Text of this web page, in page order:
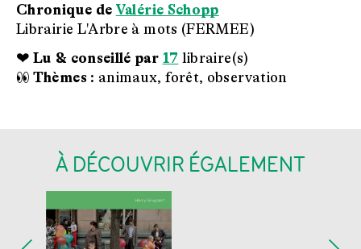
Chronique de Valérie Schopp
Librairie L'Arbre à mots (FERMEE)
❤ Lu & conseillé par 17 libraire(s)
👀 Thèmes : animaux, forêt, observation
À DÉCOUVRIR ÉGALEMENT